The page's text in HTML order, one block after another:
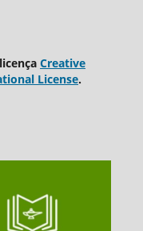
Creative
License.